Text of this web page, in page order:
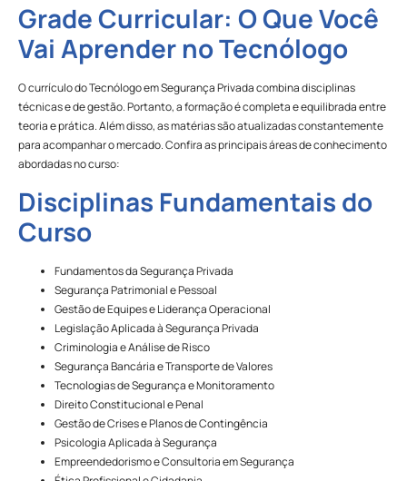
Grade Curricular: O Que Você
Vai Aprender no Tecnólogo
O currículo do Tecnólogo em Segurança Privada combina disciplinas
técnicas e de gestão. Portanto, a formação é completa e equilibrada entre
teoria e prática. Além disso, as matérias são atualizadas constantemente
para acompanhar o mercado. Confira as principais áreas de conhecimento
abordadas no curso:
Disciplinas Fundamentais do
Curso
Fundamentos da Segurança Privada
Segurança Patrimonial e Pessoal
Gestão de Equipes e Liderança Operacional
Legislação Aplicada à Segurança Privada
Criminologia e Análise de Risco
Segurança Bancária e Transporte de Valores
Tecnologias de Segurança e Monitoramento
Direito Constitucional e Penal
Gestão de Crises e Planos de Contingência
Psicologia Aplicada à Segurança
Empreendedorismo e Consultoria em Segurança